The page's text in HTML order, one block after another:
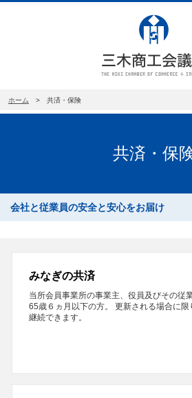
ホーム > 共済・保険
共済・保
会社と従業員の安全と安心をお届け
みなぎの共済
当所会員事業所の事業主、役員及びその従
65歳６ヵ月以下の方。 更新される場合に
継続できます。